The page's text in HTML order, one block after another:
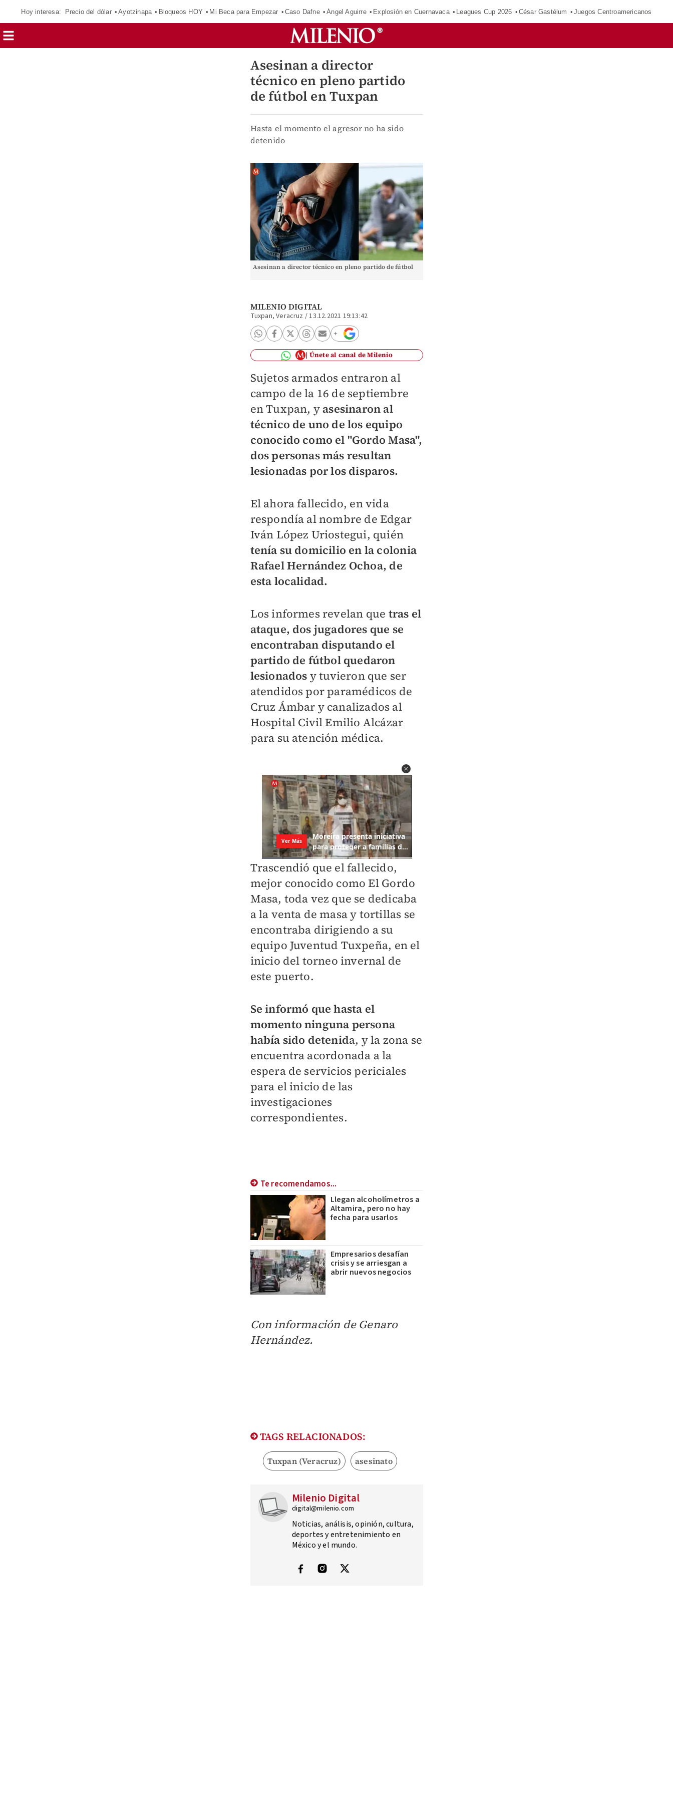
Hoy interesa: Precio del dólar Ayotzinapa Bloqueos HOY Mi Beca para Empezar Caso Dafne Ángel Aguirre Explosión en Cuernavaca Leagues Cup 2026 César Gastélum Juegos Centroamericanos
Asesinan a director
técnico en pleno partido
de fútbol en Tuxpan
Hasta el momento el agresor no ha sido
detenido
Asesinan a director técnico en pleno partido de fútbol
MILENIO DIGITAL
Tuxpan, Veracruz /13.12.2021 19:13:42
Únete al canal de Milenio
Sujetos armados entraron al
campo de la 16 de septiembre
en Tuxpan, y asesinaron al
técnico de uno de los equipo
conocido como el "Gordo Masa",
dos personas más resultan
lesionadas por los disparos.
El ahora fallecido, en vida
respondía al nombre de Edgar
Iván López Uriostegui, quién
tenía su domicilio en la colonia
Rafael Hernández Ochoa, de
esta localidad.
Los informes revelan que tras el
ataque, dos jugadores que se
encontraban disputando el
partido de fútbol quedaron
lesionados y tuvieron que ser
atendidos por paramédicos de
Cruz Ámbar y canalizados al
Hospital Civil Emilio Alcázar
para su atención médica.
Trascendió que el fallecido,
mejor conocido como El Gordo
Masa, toda vez que se dedicaba
a la venta de masa y tortillas se
encontraba dirigiendo a su
equipo Juventud Tuxpeña, en el
inicio del torneo invernal de
este puerto.
Se informó que hasta el
momento ninguna persona
había sido detenida, y la zona se
encuentra acordonada a la
espera de servicios periciales
para el inicio de las
investigaciones
correspondientes.
Te recomendamos...
Llegan alcoholímetros a
Altamira, pero no hay
fecha para usarlos
Empresarios desafían
crisis y se arriesgan a
abrir nuevos negocios
Con información de Genaro
Hernández.
TAGS RELACIONADOS:
Tuxpan (Veracruz) asesinato
Milenio Digital
digital@milenio.com
Noticias, análisis, opinión, cultura,
deportes y entretenimiento en
México y el mundo.